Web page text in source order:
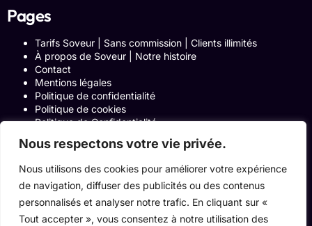
Nous respectons votre vie privée.
Nous utilisons des cookies pour améliorer votre expérience
de navigation, diffuser des publicités ou des contenus
personnalisés et analyser notre trafic. En cliquant sur «
Tout accepter », vous consentez à notre utilisation des
Pages
Tarifs Soveur | Sans commission | Clients illimités
À propos de Soveur | Notre histoire
Contact
Mentions légales
Politique de confidentialité
Politique de cookies
Politique de Confidentialité
Blog
Programme Affiliation
Conditions générales d’utilisation
ACCUEIL
Onglets Zone Affilié